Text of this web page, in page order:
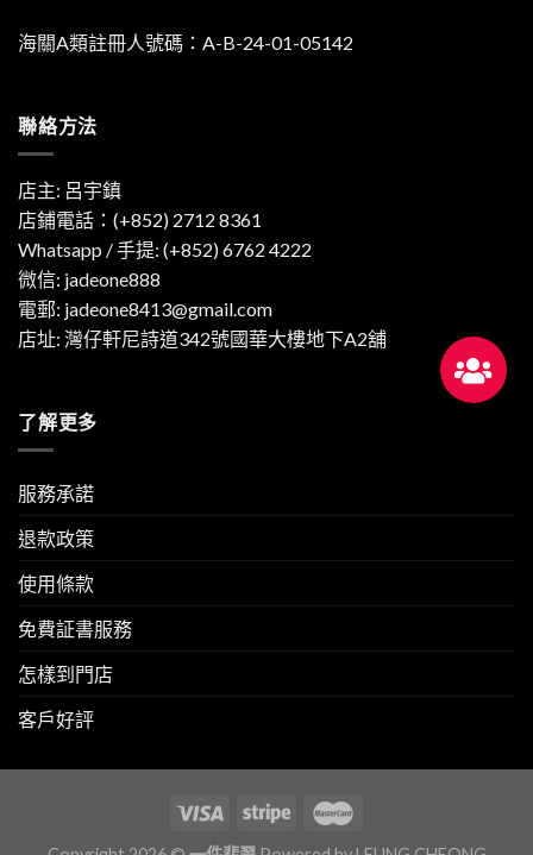
海關A類註冊人號碼：A-B-24-01-05142
聯絡方法
店主: 呂宇鎮
店鋪電話：(+852) 2712 8361
Whatsapp / 手提: (+852) 6762 4222
微信: jadeone888
電郵: jadeone8413@gmail.com
店址: 灣仔軒尼詩道342號國華大樓地下A2舖
了解更多
服務承諾
退款政策
使用條款
免費証書服務
怎樣到門店
客戶好評